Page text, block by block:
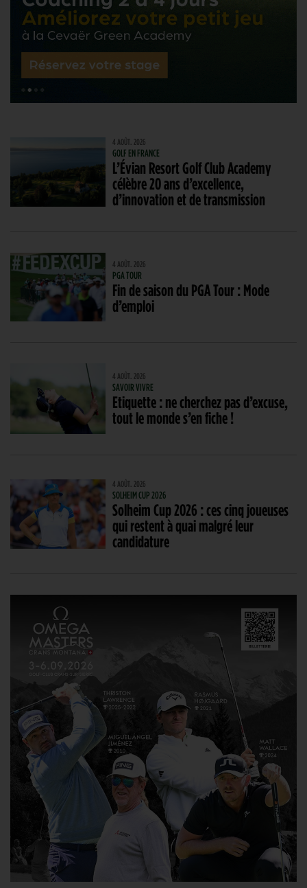
4 AOÛT. 2026
GOLF EN FRANCE
L’Évian Resort Golf Club Academy
célèbre 20 ans d’excellence,
d’innovation et de transmission
4 AOÛT. 2026
PGA TOUR
Fin de saison du PGA Tour : Mode
d’emploi
4 AOÛT. 2026
SAVOIR VIVRE
Etiquette : ne cherchez pas d’excuse,
tout le monde s’en fiche !
4 AOÛT. 2026
SOLHEIM CUP 2026
Solheim Cup 2026 : ces cinq joueuses
qui restent à quai malgré leur
candidature